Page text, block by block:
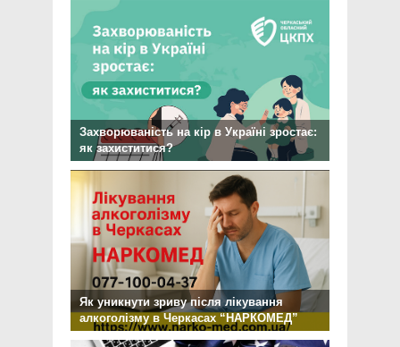
Захворюваність на кір в Україні зростає:
як захиститися?
Як уникнути зриву після лікування
алкоголізму в Черкасах “НАРКОМЕД”